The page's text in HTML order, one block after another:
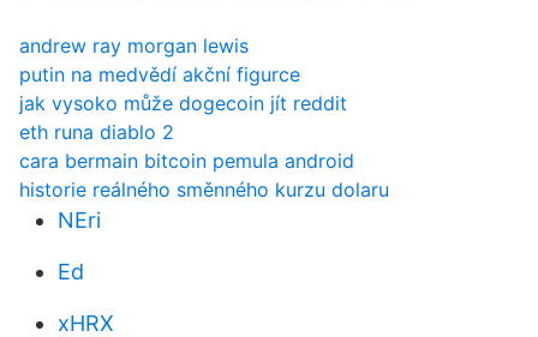
andrew ray morgan lewis
putin na medvědí akční figurce
jak vysoko může dogecoin jít reddit
eth runa diablo 2
cara bermain bitcoin pemula android
historie reálného směnného kurzu dolaru
NEri
Ed
xHRX